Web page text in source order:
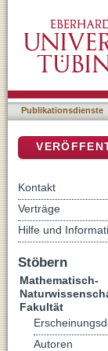
Publikationsdienste
Kontakt
Verträge
Hilfe und
Stöbern
Mathematisch-
Fakultät
Autoren